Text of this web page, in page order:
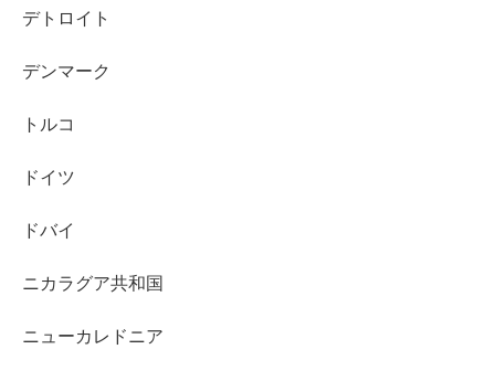
デトロイト
デンマーク
トルコ
ドイツ
ドバイ
ニカラグア共和国
ニューカレドニア